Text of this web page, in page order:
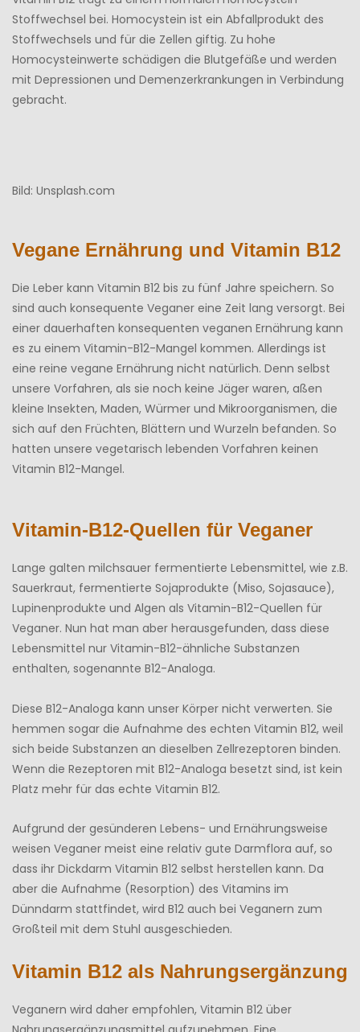
Stoffwechsel bei. Homocystein ist ein Abfallprodukt des
Stoffwechsels und für die Zellen giftig. Zu hohe
Homocysteinwerte schädigen die Blutgefäße und werden
mit Depressionen und Demenzerkrankungen in Verbindung
gebracht.
Bild: Unsplash.com
Vegane Ernährung und Vitamin B12
Die Leber kann Vitamin B12 bis zu fünf Jahre speichern. So
sind auch konsequente Veganer eine Zeit lang versorgt. Bei
einer dauerhaften konsequenten veganen Ernährung kann
es zu einem Vitamin-B12-Mangel kommen. Allerdings ist
eine reine vegane Ernährung nicht natürlich. Denn selbst
unsere Vorfahren, als sie noch keine Jäger waren, aßen
kleine Insekten, Maden, Würmer und Mikroorganismen, die
sich auf den Früchten, Blättern und Wurzeln befanden. So
hatten unsere vegetarisch lebenden Vorfahren keinen
Vitamin B12-Mangel.
Vitamin-B12-Quellen für Veganer
Lange galten milchsauer fermentierte Lebensmittel, wie z.B.
Sauerkraut, fermentierte Sojaprodukte (Miso, Sojasauce),
Lupinenprodukte und Algen als Vitamin-B12-Quellen für
Veganer. Nun hat man aber herausgefunden, dass diese
Lebensmittel nur Vitamin-B12-ähnliche Substanzen
enthalten, sogenannte B12-Analoga.
Diese B12-Analoga kann unser Körper nicht verwerten. Sie
hemmen sogar die Aufnahme des echten Vitamin B12, weil
sich beide Substanzen an dieselben Zellrezeptoren binden.
Wenn die Rezeptoren mit B12-Analoga besetzt sind, ist kein
Platz mehr für das echte Vitamin B12.
Aufgrund der gesünderen Lebens- und Ernährungsweise
weisen Veganer meist eine relativ gute Darmflora auf, so
dass ihr Dickdarm Vitamin B12 selbst herstellen kann. Da
aber die Aufnahme (Resorption) des Vitamins im
Dünndarm stattfindet, wird B12 auch bei Veganern zum
Großteil mit dem Stuhl ausgeschieden.
Vitamin B12 als Nahrungsergänzung
Veganern wird daher empfohlen, Vitamin B12 über